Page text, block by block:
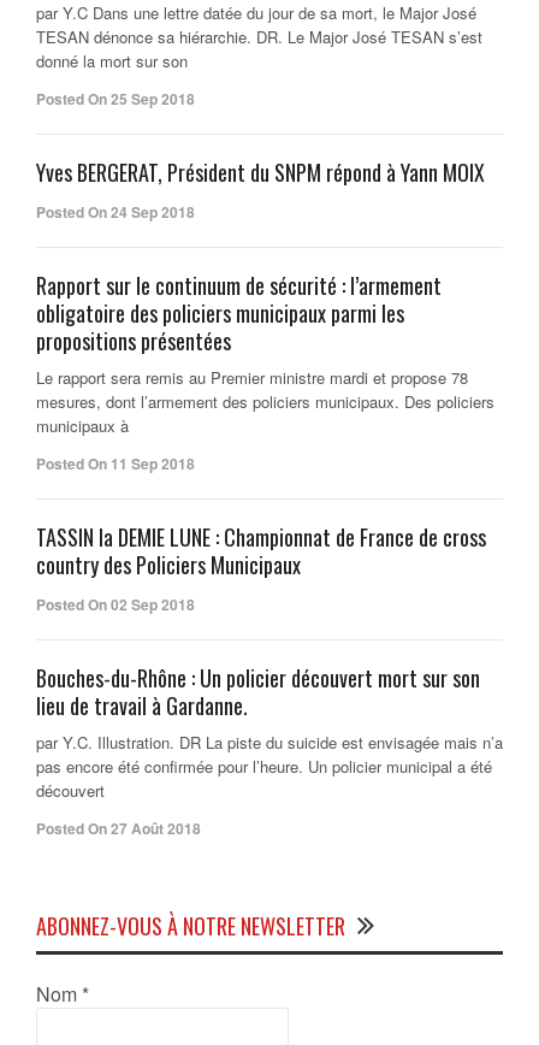
par Y.C Dans une lettre datée du jour de sa mort, le Major José
TESAN dénonce sa hiérarchie. DR. Le Major José TESAN s’est
donné la mort sur son
Posted On 25 Sep 2018
Yves BERGERAT, Président du SNPM répond à Yann MOIX
Posted On 24 Sep 2018
Rapport sur le continuum de sécurité : l’armement
obligatoire des policiers municipaux parmi les
propositions présentées
Le rapport sera remis au Premier ministre mardi et propose 78
mesures, dont l’armement des policiers municipaux. Des policiers
municipaux à
Posted On 11 Sep 2018
TASSIN la DEMIE LUNE : Championnat de France de cross
country des Policiers Municipaux
Posted On 02 Sep 2018
Bouches-du-Rhône : Un policier découvert mort sur son
lieu de travail à Gardanne.
par Y.C. Illustration. DR La piste du suicide est envisagée mais n’a
pas encore été confirmée pour l’heure. Un policier municipal a été
découvert
Posted On 27 Août 2018
ABONNEZ-VOUS À NOTRE NEWSLETTER
Nom *